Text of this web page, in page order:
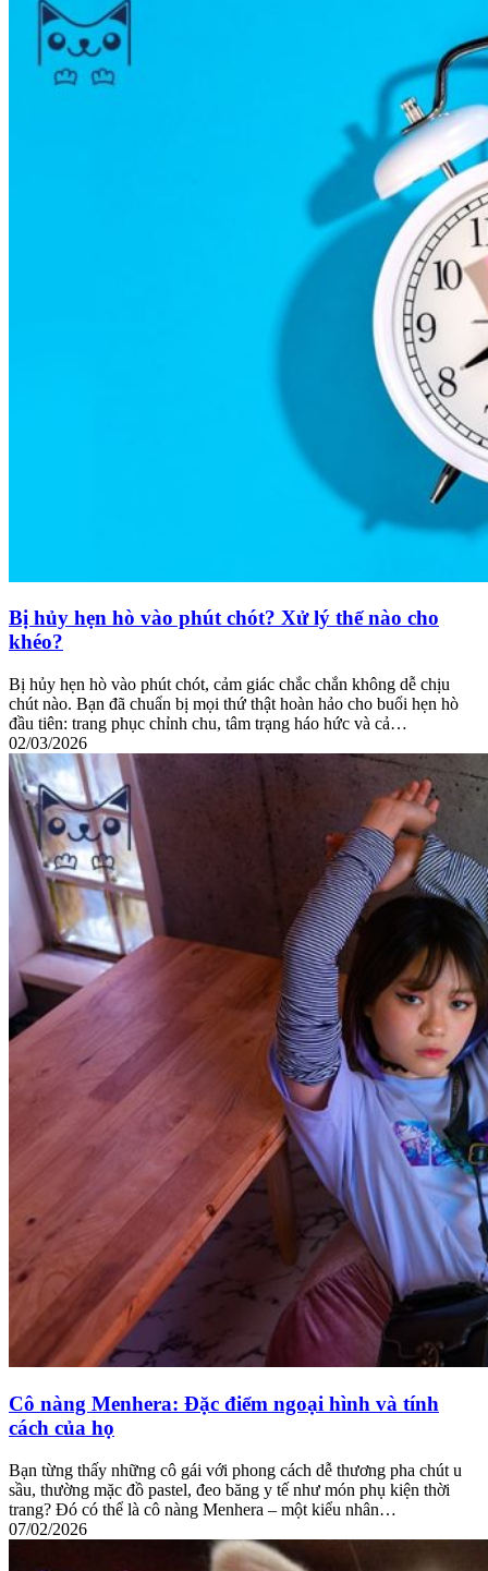
Bị hủy hẹn hò vào phút chót? Xử lý thế nào cho
khéo?
Bị hủy hẹn hò vào phút chót, cảm giác chắc chắn không dễ chịu
chút nào. Bạn đã chuẩn bị mọi thứ thật hoàn hảo cho buổi hẹn hò
đầu tiên: trang phục chỉnh chu, tâm trạng háo hức và cả…
02/03/2026
Cô nàng Menhera: Đặc điểm ngoại hình và tính
cách của họ
Bạn từng thấy những cô gái với phong cách dễ thương pha chút u
sầu, thường mặc đồ pastel, đeo băng y tế như món phụ kiện thời
trang? Đó có thể là cô nàng Menhera – một kiểu nhân…
07/02/2026